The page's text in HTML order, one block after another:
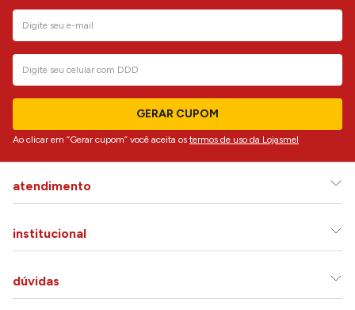
GERAR CUPOM
Ao clicar em “Gerar cupom” você aceita os termos de uso da Lojasmel
atendimento
institucional
dúvidas